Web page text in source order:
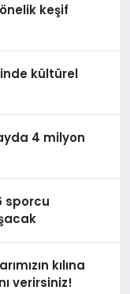
keşif
kültürel
4 milyon
sporcu
kılına
verirsiniz!